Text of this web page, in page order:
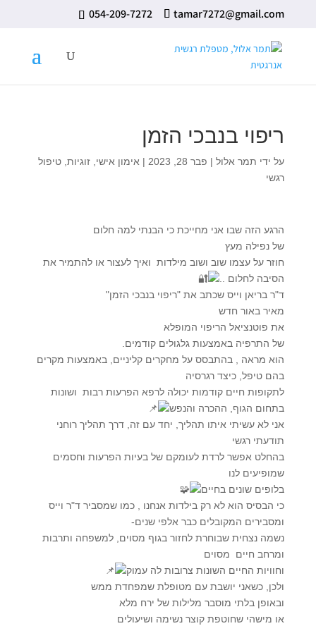
⁦ 054-209-7272⁩ tamar7272@gmail.com
ריפוי בנבכי הזמן
על ידי תמר אלול| פבר 28, 2023 | אימון אישי זוגיות, טיפול
רגשי
הרגע הזה שבו אני מחייכת כי הבנתי למה חלום
של נפילה מעץ
חוזר על עצמו שוב ושוב מילדות ואיך לעצור או להתמיר את
הסיבה לחלום ..
ד"ר בריאן וייס שכתב את "ריפוי בנבכי הזמן"
מאיר באור חדש
את פוטנציאל הריפוי המופלא
של התרפיה באמצעות גלגולים קודמים.
הוא מראה , בהתבסס על מחקרים קליניים, באמצעות מקרים
בהם טיפל, כיצד רגרסיה
לתקופות חיים קודמות יכולה לרפא הפרעות רבות ושונות
בתחום הגוף, ההכרה והנפש
אני לא עשיתי איתו תהליך, יחד עם זה, דרך תהליך רוחני
תודעתי רגשי
בהחלט אפשר לרדת לעומקם של בעיות הפרעות וחסמים
שמופיעים לנו
בלופים שונים בחיים
כי הבסיס הוא לא רק בילדות אנחנו , כמו שמסביר ד"ר וייס
ומסבירים המקובלים כבר אלפי שנים-
נשמה נצחית שבוחרת לחזור בגוף מסוים, למשפחה ותרבות
ומרחב חיים מסוים
וחוויות החיים השונות צרובות לה עמוק
ולכן, כשאני יושבת עם מטופלת שמפחדת ממש
ובאופן בלתי מוסבר מלילות של ירח מלא
או מישהי שחוטפת קוצר נשימה ושיעולים